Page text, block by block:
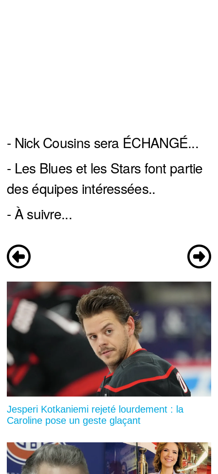
- Nick Cousins sera ÉCHANGÉ...
- Les Blues et les Stars font partie
des équipes intéressées..
- À suivre...
Jesperi Kotkaniemi rejeté lourdement : la
Caroline pose un geste glaçant